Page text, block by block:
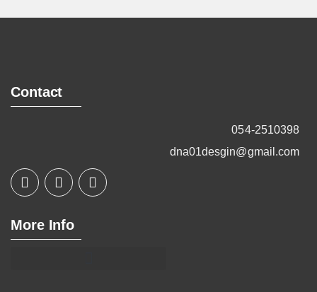
Contact
054-2510398
dna01desgin@gmail.com
More Info